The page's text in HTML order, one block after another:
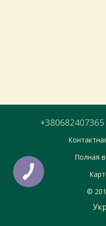
+380682407365
Полная
©
Укр
День доставки